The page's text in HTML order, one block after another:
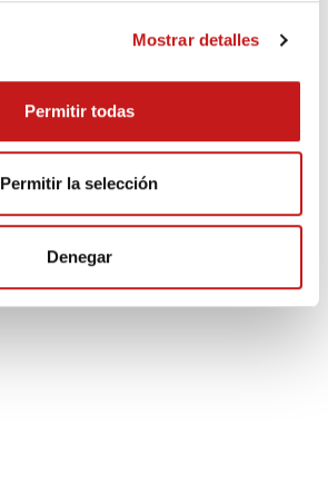
Mostrar detalles
Permitir todas
Permitir la selección
Denegar